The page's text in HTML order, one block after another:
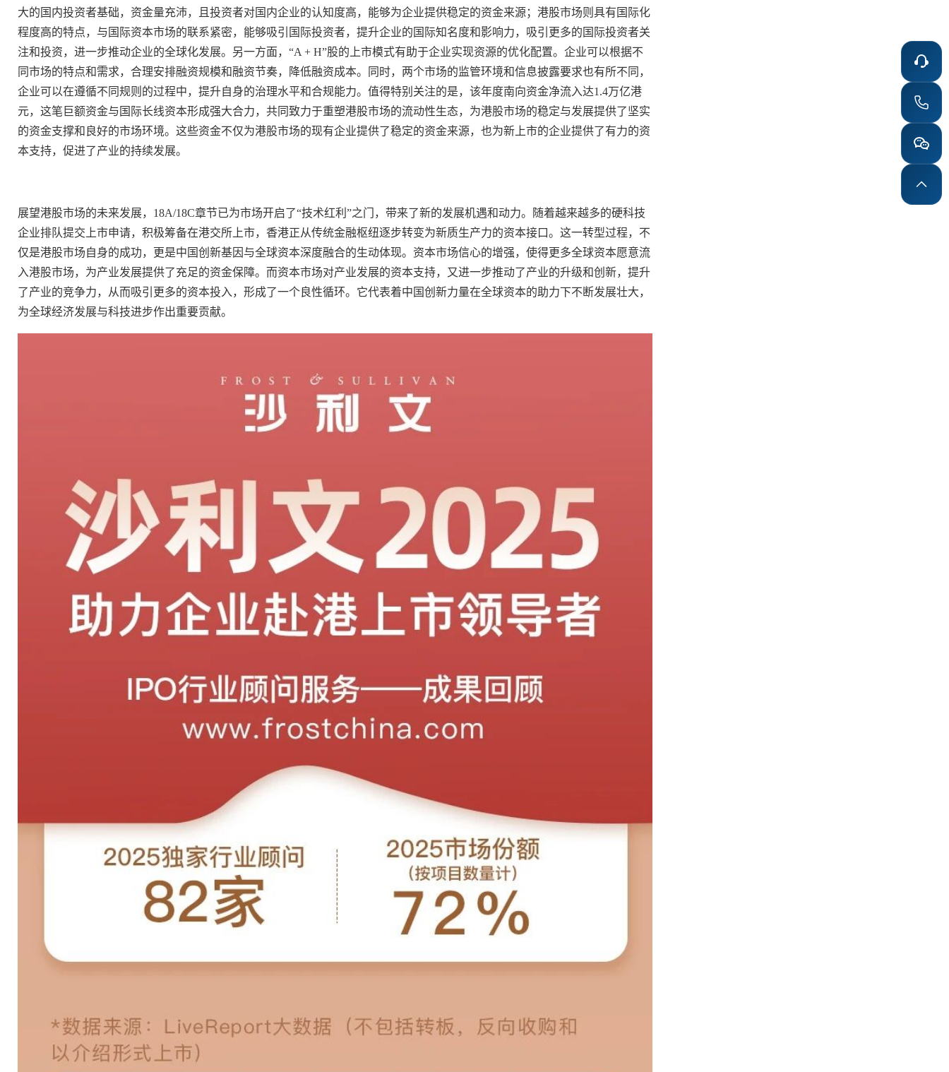
大的国内投资者基础，资金量充沛，且投资者对国内企业的认知度高，能够为企业提供稳定的资金来源；港股市场则具有国际化
程度高的特点，与国际资本市场的联系紧密，能够吸引国际投资者，提升企业的国际知名度和影响力，吸引更多的国际投资者关
注和投资，进一步推动企业的全球化发展。另一方面，“A + H”股的上市模式有助于企业实现资源的优化配置。企业可以根据不
同市场的特点和需求，合理安排融资规模和融资节奏，降低融资成本。同时，两个市场的监管环境和信息披露要求也有所不同，
企业可以在遵循不同规则的过程中，提升自身的治理水平和合规能力。值得特别关注的是，该年度南向资金净流入达1.4万亿港
元，这笔巨额资金与国际长线资本形成强大合力，共同致力于重塑港股市场的流动性生态，为港股市场的稳定与发展提供了坚实
的资金支撑和良好的市场环境。这些资金不仅为港股市场的现有企业提供了稳定的资金来源，也为新上市的企业提供了有力的资
本支持，促进了产业的持续发展。
展望港股市场的未来发展，18A/18C章节已为市场开启了“技术红利”之门，带来了新的发展机遇和动力。随着越来越多的硬科技
企业排队提交上市申请，积极筹备在港交所上市，香港正从传统金融枢纽逐步转变为新质生产力的资本接口。这一转型过程，不
仅是港股市场自身的成功，更是中国创新基因与全球资本深度融合的生动体现。资本市场信心的增强，使得更多全球资本愿意流
入港股市场，为产业发展提供了充足的资金保障。而资本市场对产业发展的资本支持，又进一步推动了产业的升级和创新，提升
了产业的竞争力，从而吸引更多的资本投入，形成了一个良性循环。它代表着中国创新力量在全球资本的助力下不断发展壮大，
为全球经济发展与科技进步作出重要贡献。